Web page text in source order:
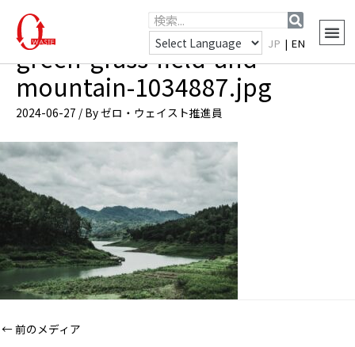
JP |EN
green-grass-field-and-
mountain-1034887.jpg
2024-06-27 / Byゼロ・ウェイスト推進員
←前のメディア